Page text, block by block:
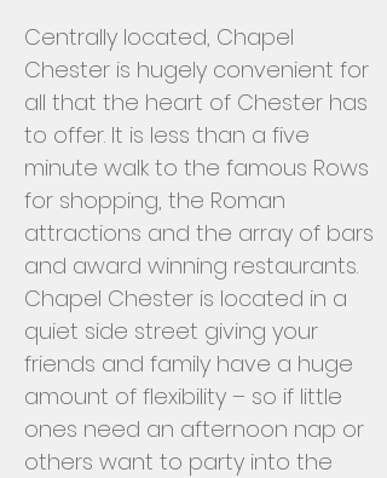
Centrally located, Chapel
Chester is hugely convenient for
all that the heart of Chester has
to offer. It is less than a five
minute walk to the famous Rows
for shopping, the Roman
attractions and the array of bars
and award winning restaurants.
Chapel Chester is located in a
quiet side street giving your
friends and family have a huge
amount of flexibility – so if little
ones need an afternoon nap or
others want to party into the